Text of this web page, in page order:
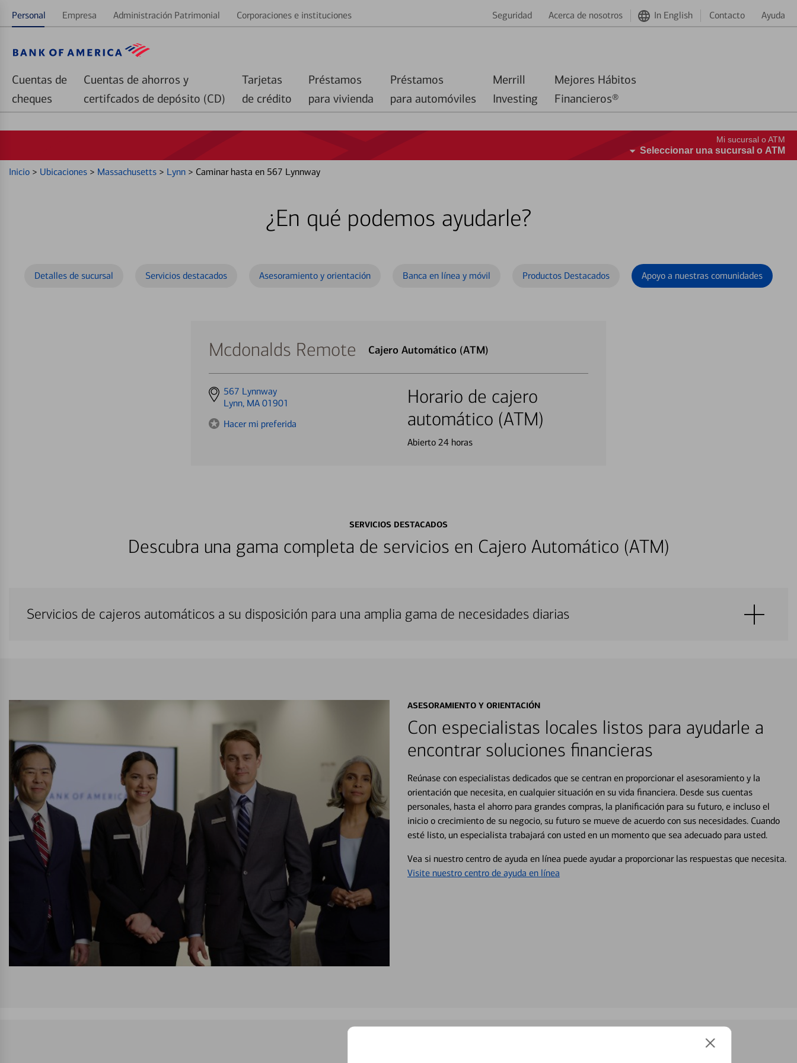
Personal Empresa Administración Patrimonial Corporaciones e instituciones Seguridad Acerca de nosotros In English Contacto Ayuda
Cuentas de
cheques
Cuentas de ahorros y
certifcados de depósito (CD)
Tarjetas
de crédito
Préstamos
para vivienda
Préstamos
para automóviles
Merrill
Investing
Mejores Hábitos
Financieros®
Mi sucursal o ATM
Seleccionar una sucursal o ATM
Inicio > Ubicaciones > Massachusetts > Lynn > Caminar hasta en 567 Lynnway
¿En qué podemos ayudarle?
Detalles de sucursal Servicios destacados Asesoramiento y orientación Banca en línea y móvil Productos Destacados Apoyo a nuestras comunidades
Mcdonalds Remote Cajero Automático (ATM)
Get
directions
567 Lynnway
Lynn, MA 01901
Hacer mi preferida
Horario de cajero
automático (ATM)
Abierto 24 horas
SERVICIOS DESTACADOS
Descubra una gama completa de servicios en Cajero Automático (ATM)
Servicios de cajeros automáticos a su disposición para una amplia gama de necesidades diarias
ASESORAMIENTO Y ORIENTACIÓN
Con especialistas locales listos para ayudarle a
encontrar soluciones financieras
Reúnase con especialistas dedicados que se centran en proporcionar el asesoramiento y la
orientación que necesita, en cualquier situación en su vida financiera. Desde sus cuentas
personales, hasta el ahorro para grandes compras, la planificación para su futuro, e incluso el
inicio o crecimiento de su negocio, su futuro se mueve de acuerdo con sus necesidades. Cuando
esté listo, un especialista trabajará con usted en un momento que sea adecuado para usted.
Vea si nuestro centro de ayuda en línea puede ayudar a proporcionar las respuestas que necesita.
Visite nuestro centro de ayuda en línea